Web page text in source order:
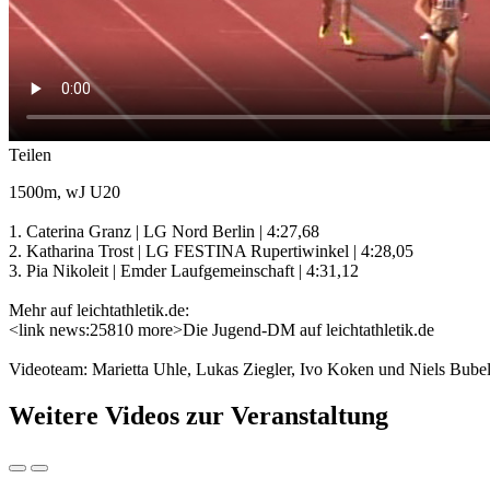
Teilen
1500m, wJ U20
1. Caterina Granz | LG Nord Berlin | 4:27,68
2. Katharina Trost | LG FESTINA Rupertiwinkel | 4:28,05
3. Pia Nikoleit | Emder Laufgemeinschaft | 4:31,12
Mehr auf leichtathletik.de:
<link news:25810 more>Die Jugend-DM auf leichtathletik.de
Videoteam: Marietta Uhle, Lukas Ziegler, Ivo Koken und Niels Bubel
Weitere Videos zur Veranstaltung